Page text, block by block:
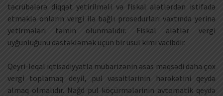
təcrübələrə diqqət yetirilməli və fiskal alətlərdən istifadə
etməklə onların vergi ilə bağlı prosedurları vaxtında yerinə
yetirmələri təmin olunmalıdır. Fiskal alətlər vergi
uyğunluğunu dəstəkləmək üçün bir üsul kimi vacibdir.
Qeyri-leqal iqtisadiyyatla mübarizənin əsas məqsədi daha çox
vergi toplamaq deyil, pul vəsaitlərinin hərəkətini qeydə
almaq olmalıdır. Nağd pul köçürmələrinin avtomatik qeydə